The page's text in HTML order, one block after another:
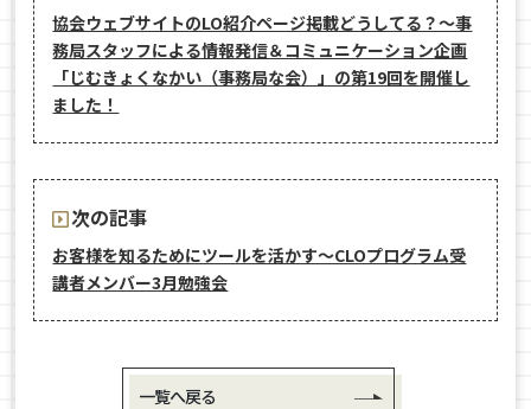
協会ウェブサイトのLO紹介ページ掲載どうしてる？～事
務局スタッフによる情報発信＆コミュニケーション企画
「じむきょくなかい（事務局な会）」の第19回を開催し
ました！
次の記事
お客様を知るためにツールを活かす〜CLOプログラム受
講者メンバー3月勉強会
一覧へ戻る